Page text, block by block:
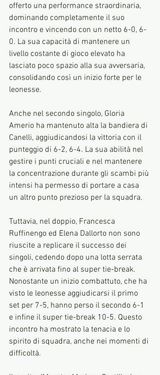
offerto una performance straordinaria,
dominando completamente il suo
incontro e vincendo con un netto 6-0, 6-
0. La sua capacità di mantenere un
livello costante di gioco elevato ha
lasciato poco spazio alla sua avversaria,
consolidando così un inizio forte per le
leonesse.
Anche nel secondo singolo, Gloria
Amerio ha mantenuto alta la bandiera di
Canelli, aggiudicandosi la vittoria con il
punteggio di 6-2, 6-4. La sua abilità nel
gestire i punti cruciali e nel mantenere
la concentrazione durante gli scambi più
intensi ha permesso di portare a casa
un altro punto prezioso per la squadra.
Tuttavia, nel doppio, Francesca
Ruffinengo ed Elena Dallorto non sono
riuscite a replicare il successo dei
singoli, cedendo dopo una lotta serrata
che è arrivata fino al super tie-break.
Nonostante un inizio combattuto, che ha
visto le leonesse aggiudicarsi il primo
set per 7-5, hanno perso il secondo 6-1
e infine il super tie-break 10-5. Questo
incontro ha mostrato la tenacia e lo
spirito di squadra, anche nei momenti di
difficoltà.